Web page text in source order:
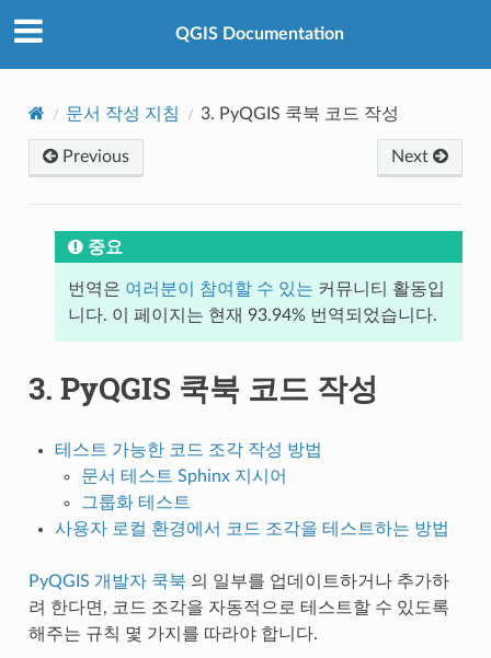
QGIS Documentation
문서 작성 지침 3. PyQGIS 쿡북 코드 작성
Previous Next
중요
번역은 여러분이 참여할 수 있는 커뮤니티 활동입
니다. 이 페이지는 현재 93.94% 번역되었습니다.
3. PyQGIS 쿡북 코드 작성
테스트 가능한 코드 조각 작성 방법
문서 테스트 Sphinx 지시어
그룹화 테스트
사용자 로컬 환경에서 코드 조각을 테스트하는 방법
PyQGIS 개발자 쿡북 의 일부를 업데이트하거나 추가하
려 한다면, 코드 조각을 자동적으로 테스트할 수 있도록
해주는 규칙 몇 가지를 따라야 합니다.